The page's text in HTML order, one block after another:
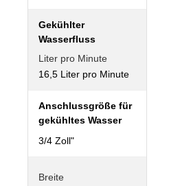
Gekühlter
Wasserfluss
Liter pro Minute
16,5 Liter pro Minute
Anschlussgröße für
gekühltes Wasser
3/4 Zoll"
Breite